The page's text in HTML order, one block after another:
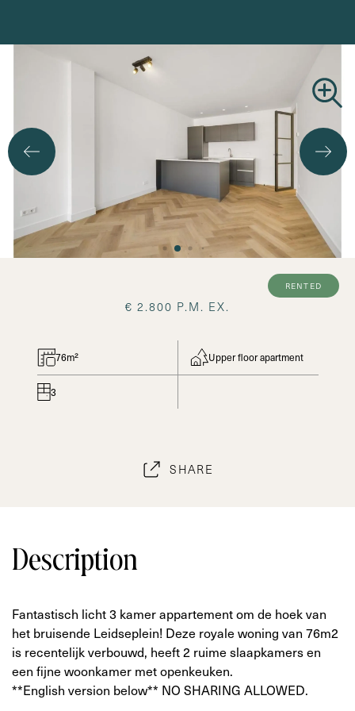
rented
€ 2.800 P.M. EX.
76m² Upper floor apartment
3
SHARE
Description
Fantastisch licht 3 kamer appartement om de hoek van
het bruisende Leidseplein! Deze royale woning van 76m2
is recentelijk verbouwd, heeft 2 ruime slaapkamers en
een fijne woonkamer met openkeuken.
**English version below** NO SHARING ALLOWED.